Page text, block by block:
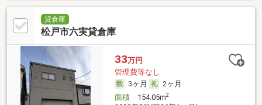
貸倉庫
松戸市六実貸倉庫
33万円
管理費等なし
3ヶ月
2ヶ月
面積154.05m2